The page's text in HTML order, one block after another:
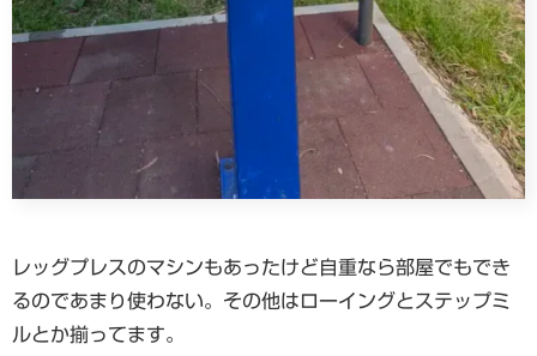
レッグプレスのマシンもあったけど自重なら部屋でもでき
るのであまり使わない。その他はローイングとステップミ
ルとか揃ってます。